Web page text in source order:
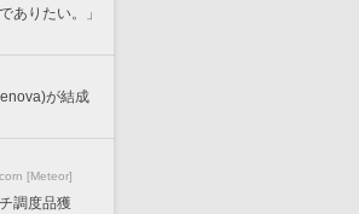
ありたい。」
が結成
[Meteor]
調度品獲